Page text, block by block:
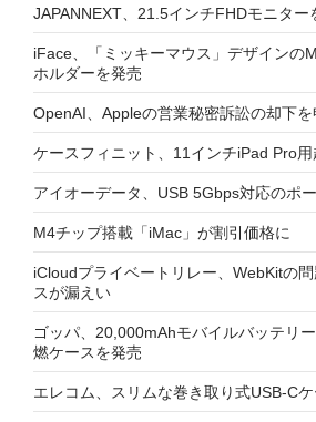
JAPANNEXT、21.5インチFHDモニター
iFace、「ミッキーマウス」デザインの
ホルダーを発売
OpenAI、Appleの営業秘密訴訟の却下を
ケースフィニット、11インチiPad Pro
アイオーデータ、USB 5Gbps対応のポ
M4チップ搭載「iMac」が割引価格に
iCloudプライベートリレー、WebKitの
スが漏えい
ゴッパ、20,000mAhモバイルバッテリ
燃ケースを発売
エレコム、スリムな巻き取り式USB-C